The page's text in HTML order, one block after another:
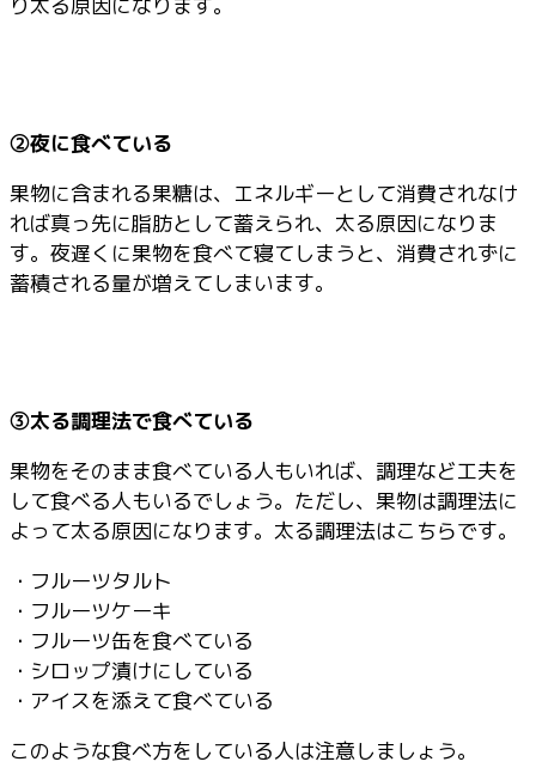
②夜に食べている
果物に含まれる果糖は、エネルギーとして消費されなけ
れば真っ先に脂肪として蓄えられ、太る原因になりま
す。夜遅くに果物を食べて寝てしまうと、消費されずに
蓄積される量が増えてしまいます。
③太る調理法で食べている
果物をそのまま食べている人もいれば、調理など工夫を
して食べる人もいるでしょう。ただし、果物は調理法に
よって太る原因になります。太る調理法はこちらです。
・フルーツタルト
・フルーツケーキ
・フルーツ缶を食べている
・シロップ漬けにしている
・アイスを添えて食べている
このような食べ方をしている人は注意しましょう。